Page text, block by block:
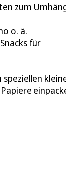
zum
o. ä.
für